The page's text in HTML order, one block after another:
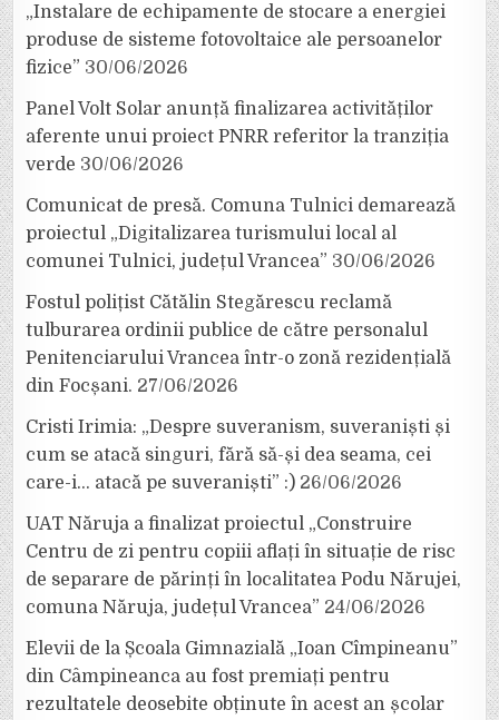
„Instalare de echipamente de stocare a energiei
produse de sisteme fotovoltaice ale persoanelor
fizice” 30/06/2026
Panel Volt Solar anunță finalizarea activităților
aferente unui proiect PNRR referitor la tranziția
verde 30/06/2026
Comunicat de presă. Comuna Tulnici demarează
proiectul „Digitalizarea turismului local al
comunei Tulnici, județul Vrancea” 30/06/2026
Fostul polițist Cătălin Stegărescu reclamă
tulburarea ordinii publice de către personalul
Penitenciarului Vrancea într-o zonă rezidențială
din Focșani. 27/06/2026
Cristi Irimia: „Despre suveranism, suveraniști și
cum se atacă singuri, fără să-și dea seama, cei
care-i… atacă pe suveraniști” :) 26/06/2026
UAT Năruja a finalizat proiectul „Construire
Centru de zi pentru copiii aflați în situație de risc
de separare de părinți în localitatea Podu Nărujei,
comuna Năruja, județul Vrancea” 24/06/2026
Elevii de la Școala Gimnazială „Ioan Cîmpineanu”
din Câmpineanca au fost premiați pentru
rezultatele deosebite obținute în acest an școlar